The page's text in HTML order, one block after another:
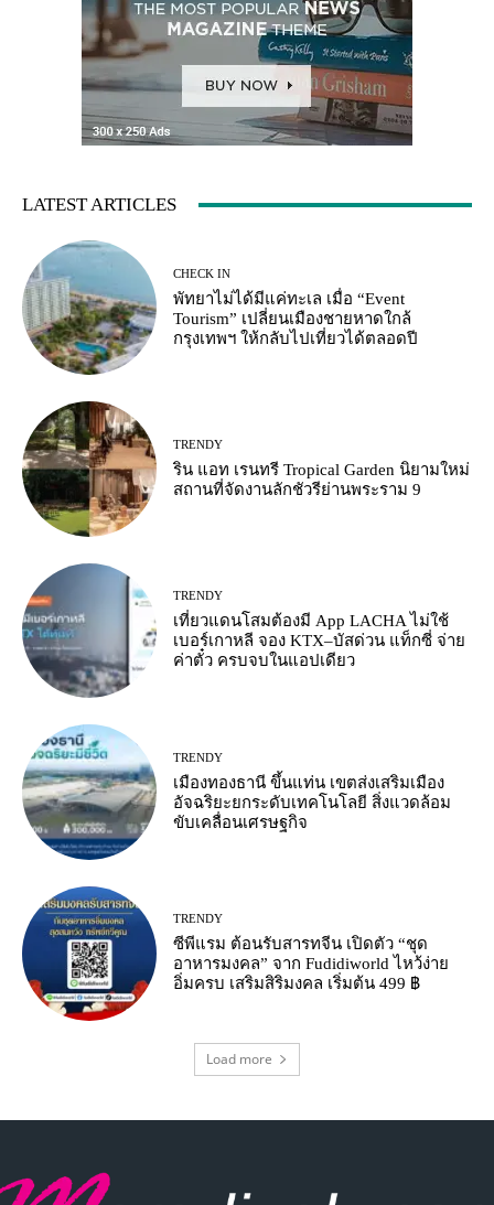
LATEST ARTICLES
CHECK IN
พัทยาไม่ได้มีแค่ทะเล เมื่อ “Event
Tourism” เปลี่ยนเมืองชายหาดใกล้
กรุงเทพฯ ให้กลับไปเที่ยวได้ตลอดปี
TRENDY
ริน แอท เรนทรี Tropical Garden นิยามใหม่
สถานที่จัดงานลักชัวรีย่านพระราม 9
TRENDY
เที่ยวแดนโสมต้องมี App LACHA ไม่ใช้
เบอร์เกาหลี จอง KTX–บัสด่วน แท็กซี่ จ่าย
ค่าตั๋ว ครบจบในแอปเดียว
TRENDY
เมืองทองธานี ขึ้นแท่น เขตส่งเสริมเมือง
อัจฉริยะยกระดับเทคโนโลยี สิ่งแวดล้อม
ขับเคลื่อนเศรษฐกิจ
TRENDY
ซีพีแรม ต้อนรับสารทจีน เปิดตัว “ชุด
อาหารมงคล” จาก Fudidiworld ไหว้ง่าย
อิ่มครบ เสริมสิริมงคล เริ่มต้น 499 ฿
Load more